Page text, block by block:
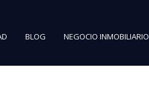
BLOG NEGOCIO INMOBILIARIO